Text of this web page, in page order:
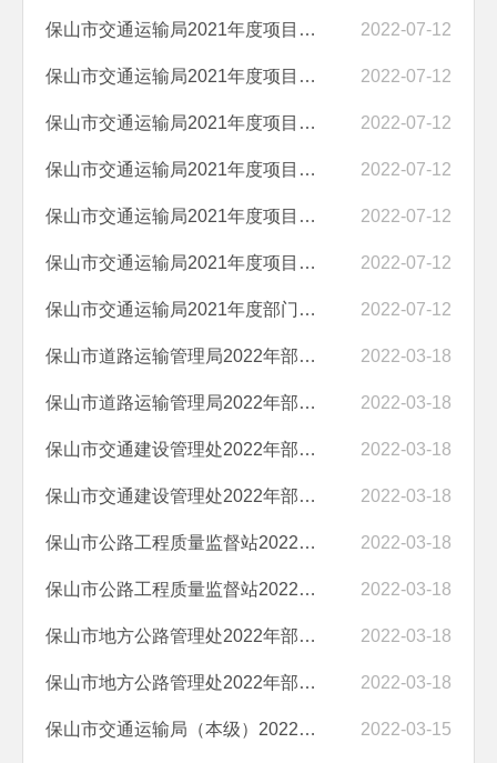
保山市交通运输局2021年度项目绩效自评报告（航空航线协调经费） 2022-07-12
保山市交通运输局2021年度项目绩效自评报告（弥昌、昌链高速公路项目前... 2022-07-12
保山市交通运输局2021年度项目绩效自评报告（高速公路项目前期经费） 2022-07-12
保山市交通运输局2021年度项目绩效自评报告（购买中心城市公共交通补助... 2022-07-12
保山市交通运输局2021年度项目绩效自评报告（交通工作会议费） 2022-07-12
保山市交通运输局2021年度项目绩效自评报告（春节慰问活动经费） 2022-07-12
保山市交通运输局2021年度部门整体支出绩效自评报告 2022-07-12
保山市道路运输管理局2022年部门预算“三公”经费编制说明 2022-03-18
保山市道路运输管理局2022年部门预算编制说明 2022-03-18
保山市交通建设管理处2022年部门预算编制说明 2022-03-18
保山市交通建设管理处2022年部门预算“三公”经费编制说明 2022-03-18
保山市公路工程质量监督站2022年部门预算“三公”经费编制说明 2022-03-18
保山市公路工程质量监督站2022年部门预算编制说明 2022-03-18
保山市地方公路管理处2022年部门预算编制说明 2022-03-18
保山市地方公路管理处2022年部门预算“三公”经费编制说明 2022-03-18
保山市交通运输局（本级）2022年部门预算“三公”经费编制说明 2022-03-15